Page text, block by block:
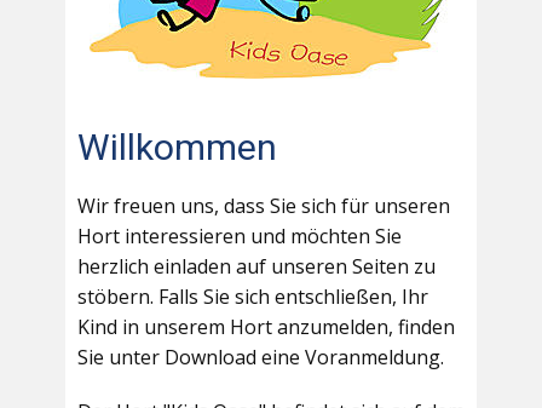
Willkommen
Wir freuen uns, dass Sie sich für unseren
Hort interessieren und möchten Sie
herzlich einladen auf unseren Seiten zu
stöbern. Falls Sie sich entschließen, Ihr
Kind in unserem Hort anzumelden, finden
Sie unter Download eine Voranmeldung.